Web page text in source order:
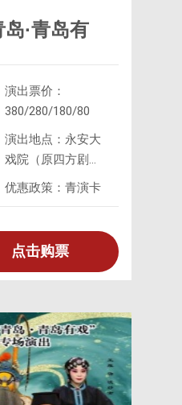
·青岛有
《京剧名
演出票价：
380/280/180/80
演出地点：永安大
戏院（原四方剧
院）
优惠政策：青演卡
点击购票